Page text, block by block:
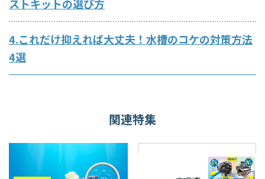
ストキットの選び方
4.これだけ抑えれば大丈夫！水槽のコケの対策方法
4選
関連特集